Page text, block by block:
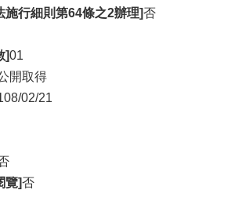
施行細則第64條之2辦理]否
]01
開取得
02/21
覽]否